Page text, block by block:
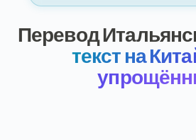
Перевод
текст на